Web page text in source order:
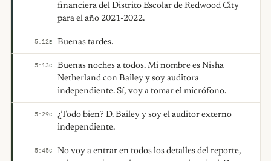
financiera del Distrito Escolar de Redwood City
para el año 2021-2022.
5:12E Buenas tardes.
5:13C
Buenas noches a todos. Mi nombre es Nisha
Netherland con Bailey y soy auditora
independiente. Sí, voy a tomar el micrófono.
5:29C
¿Todo bien? D. Bailey y soy el auditor externo
independiente.
5:45C
No voy a entrar en todos los detalles del reporte,